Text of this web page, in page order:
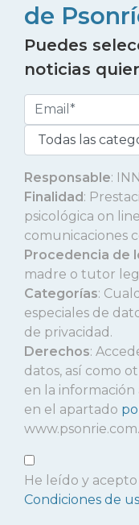
de
Puedes
noticias
Responsable:
Finalidad:
psicológica on
comunicaciones
Procedencia de
madre o tutor
Categorías:
especiales de
de privacidad.
Derechos:
datos, así como
en la
en el apartado
www.psonrie.com.
He leído y acepto
Condiciones de